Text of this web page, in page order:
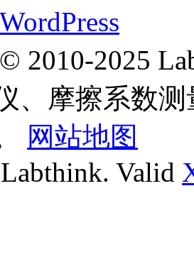
WordPress
2010-2025
、摩擦系数
网站地图
Valid